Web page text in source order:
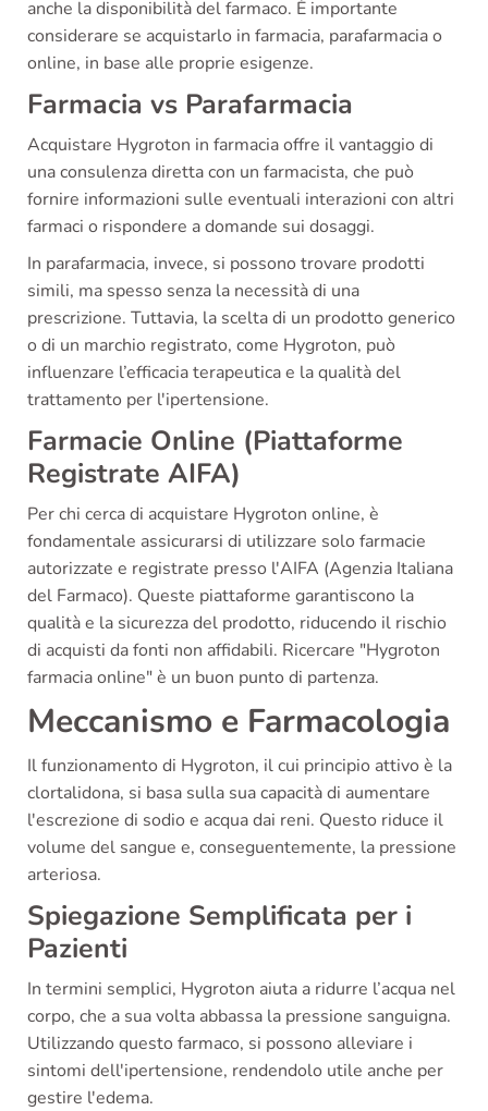
anche la disponibilità del farmaco. È importante
considerare se acquistarlo in farmacia, parafarmacia o
online, in base alle proprie esigenze.
Farmacia vs Parafarmacia
Acquistare Hygroton in farmacia offre il vantaggio di
una consulenza diretta con un farmacista, che può
fornire informazioni sulle eventuali interazioni con altri
farmaci o rispondere a domande sui dosaggi.
In parafarmacia, invece, si possono trovare prodotti
simili, ma spesso senza la necessità di una
prescrizione. Tuttavia, la scelta di un prodotto generico
o di un marchio registrato, come Hygroton, può
influenzare l’efficacia terapeutica e la qualità del
trattamento per l'ipertensione.
Farmacie Online (Piattaforme
Registrate AIFA)
Per chi cerca di acquistare Hygroton online, è
fondamentale assicurarsi di utilizzare solo farmacie
autorizzate e registrate presso l'AIFA (Agenzia Italiana
del Farmaco). Queste piattaforme garantiscono la
qualità e la sicurezza del prodotto, riducendo il rischio
di acquisti da fonti non affidabili. Ricercare "Hygroton
farmacia online" è un buon punto di partenza.
Meccanismo e Farmacologia
Il funzionamento di Hygroton, il cui principio attivo è la
clortalidona, si basa sulla sua capacità di aumentare
l'escrezione di sodio e acqua dai reni. Questo riduce il
volume del sangue e, conseguentemente, la pressione
arteriosa.
Spiegazione Semplificata per i
Pazienti
In termini semplici, Hygroton aiuta a ridurre l’acqua nel
corpo, che a sua volta abbassa la pressione sanguigna.
Utilizzando questo farmaco, si possono alleviare i
sintomi dell'ipertensione, rendendolo utile anche per
gestire l'edema.